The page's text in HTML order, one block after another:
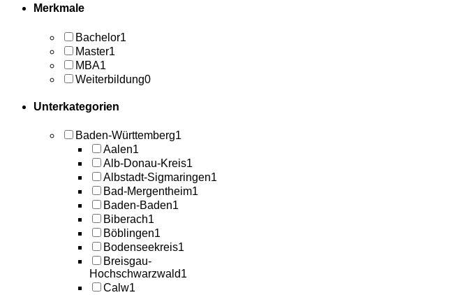
Merkmale
Bachelor1
Master1
MBA1
Weiterbildung0
Unterkategorien
Baden-Württemberg1
Aalen1
Alb-Donau-Kreis1
Albstadt-Sigmaringen1
Bad-Mergentheim1
Baden-Baden1
Biberach1
Böblingen1
Bodenseekreis1
Breisgau-
Hochschwarzwald1
Calw1